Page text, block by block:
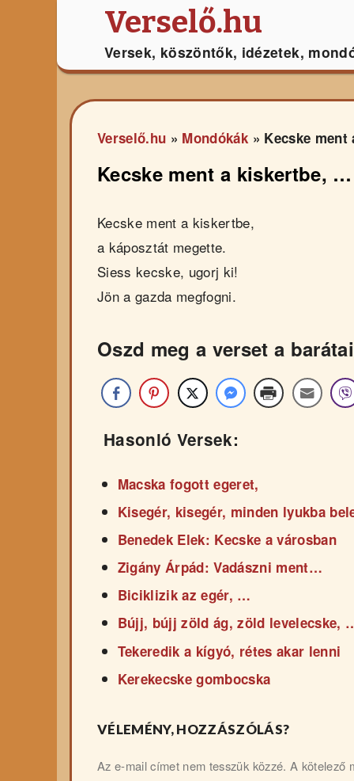
Verselő.hu
Versek, köszöntők, idézetek,
Verselő.hu » Mondókák » Kecske
Kecske ment a kiskertbe, …
Kecske ment a kiskertbe,
a káposztát megette.
Siess kecske, ugorj ki!
Jön a gazda megfogni.
Oszd meg a verset a
Hasonló Versek:
Macska fogott egeret,
Kisegér, kisegér, minden lyukba
Benedek Elek: Kecske a városban
Zigány Árpád: Vadászni ment…
Biciklizik az egér, …
Bújj, bújj zöld ág, zöld levelecske,
Tekeredik a kígyó, rétes akar lenni
Kerekecske gombocska
VÉLEMÉNY, HOZZÁSZÓLÁS?
Az e-mail címet nem tesszük közzé. A kötelező